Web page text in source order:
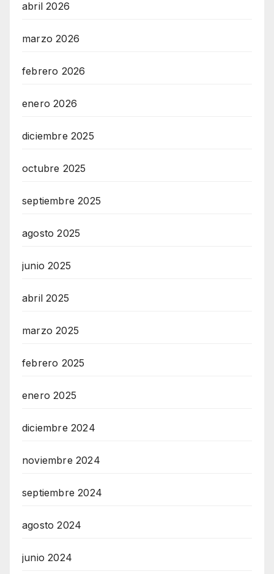
abril 2026
marzo 2026
febrero 2026
enero 2026
diciembre 2025
octubre 2025
septiembre 2025
agosto 2025
junio 2025
abril 2025
marzo 2025
febrero 2025
enero 2025
diciembre 2024
noviembre 2024
septiembre 2024
agosto 2024
junio 2024